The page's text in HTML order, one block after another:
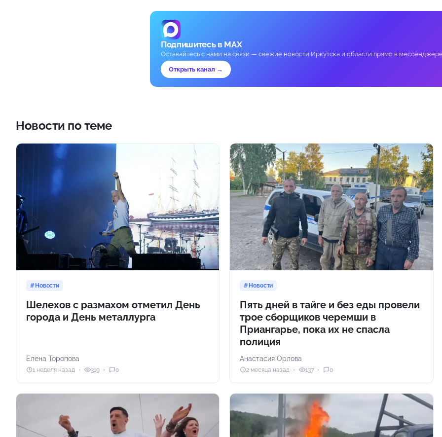
Подпишитесь в MAX
Оставайтесь с нами на связи — свежие новости Иркутска и области прямо в
Открыть канал →
Новости по теме
Новости
Шелехов с размахом отметил День
города и День металлурга
Елена Торопова
1 неделя назад 319 0
Новости
Пять дней в тайге и без еды провели
трое сборщиков черемши в
Приангарье, пока их не спасла
полиция
Анастасия Орлова
2 месяца назад 137 0